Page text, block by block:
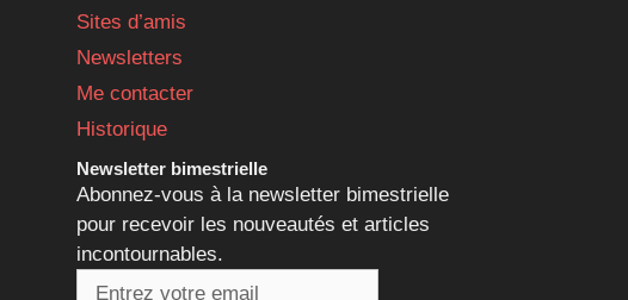
Sites d’amis
Newsletters
Me contacter
Historique
Newsletter bimestrielle
Abonnez-vous à la newsletter bimestrielle
pour recevoir les nouveautés et articles
incontournables.